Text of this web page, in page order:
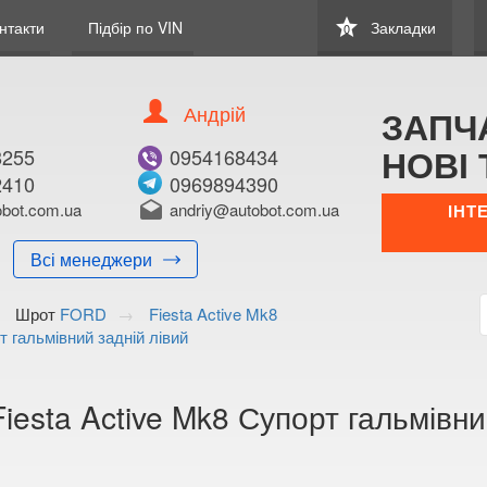
Підбір по VIN star
0 Закладки
Всі менеджери
Андрій
0954168434
0969894390
drafts andriy@autobot.com.ua
НОВІ
Шрот FORD
Fiesta Active Mk8
гальмівний задній лівий
Active Mk8 Супорт
В ЗАКЛАДКИ КУПИТИ
+38 (050) 672-
+38 (098) 897-